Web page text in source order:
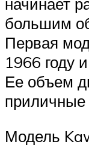
большим
Первая
1966 году
Ее объем
приличные
Модель